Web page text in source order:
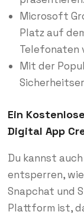
Microsoft
Platz auf
Telefonaten
Mit der
Ein
Digital App
Du kannst
entsperren,
Snapchat und
Plattform ist,